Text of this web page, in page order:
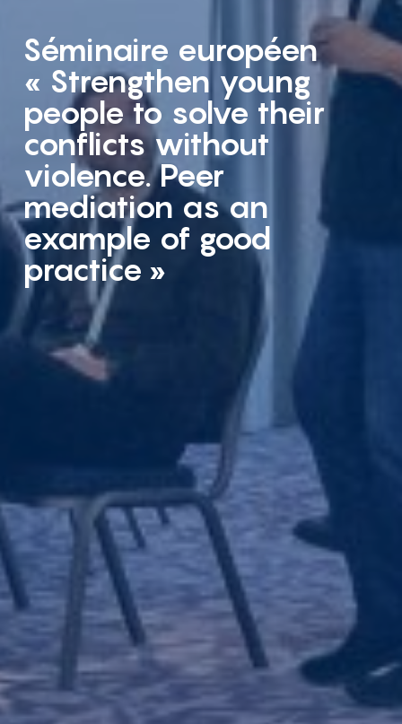
Séminaire européen
« Strengthen young
people to solve their
conflicts without
violence. Peer
mediation as an
example of good
practice »